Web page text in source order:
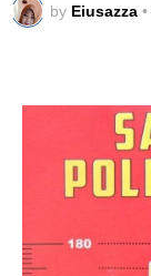
by Eiusazza •